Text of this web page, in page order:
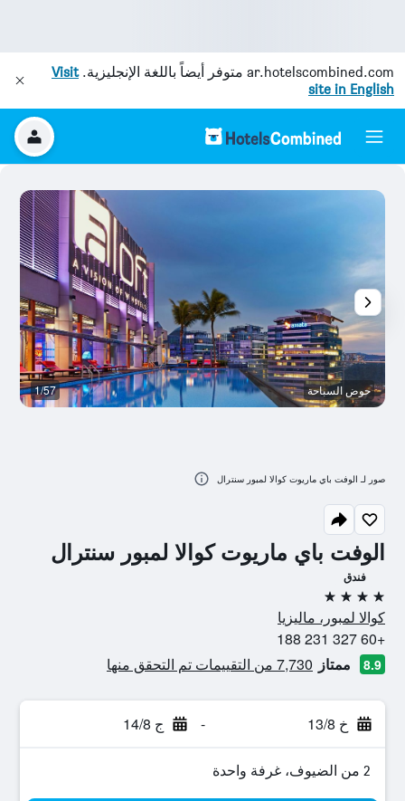
ar.hotelscombined.com متوفر أيضاً باللغة الإنجليزية.Visit
site in English
الوفت باي ماريوت كوالا لمبور سنترال
فندق
4 نجوم
كوالا لمبور، ماليزيا
+60 327 231 188
8.9 ممتاز 7,730 من التقييمات تم التحقق منها
خ 13/8 - ج 14/8
2 من الضيوف، غرفة واحدة
حوض السباحة 1/57
صور لـ الوفت باي ماريوت كوالا لمبور سنترال